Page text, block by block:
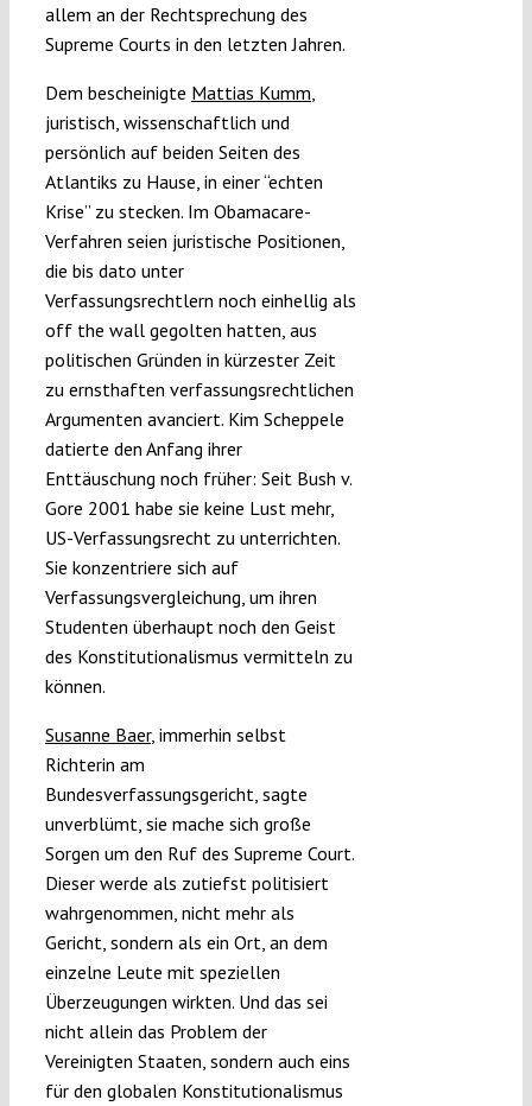
allem an der Rechtsprechung des
Supreme Courts in den letzten Jahren.
Dem bescheinigte Mattias Kumm
juristisch, wissenschaftlich und
persönlich auf beiden Seiten des
Atlantiks zu Hause, in einer “echten
Krise” zu stecken. Im Obamacare-
Verfahren seien juristische Positionen,
die bis dato unter
Verfassungsrechtlern noch einhellig als
off the wall gegolten hatten, aus
politischen Gründen in kürzester Zeit
zu ernsthaften verfassungsrechtlichen
Argumenten avanciert. Kim Scheppele
datierte den Anfang ihrer
Enttäuschung noch früher: Seit Bush v.
Gore 2001 habe sie keine Lust mehr,
US-Verfassungsrecht zu unterrichten.
Sie konzentriere sich auf
Verfassungsvergleichung, um ihren
Studenten überhaupt noch den Geist
des Konstitutionalismus vermitteln zu
können.
Susanne Baer, immerhin selbst
Richterin am
Bundesverfassungsgericht, sagte
unverblümt, sie mache sich große
Sorgen um den Ruf des Supreme Court.
Dieser werde als zutiefst politisiert
wahrgenommen, nicht mehr als
Gericht, sondern als ein Ort, an dem
einzelne Leute mit speziellen
Überzeugungen wirkten. Und das sei
nicht allein das Problem der
Vereinigten Staaten, sondern auch eins
für den globalen Konstitutionalismus